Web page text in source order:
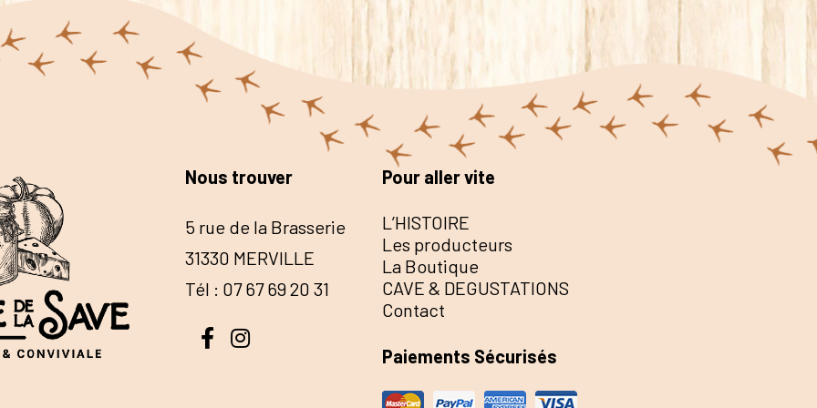
Nous trouver
5 rue de la Brasserie
31330 MERVILLE
Tél : 07 67 69 20 31
Pour aller vite
L’HISTOIRE
Les producteurs
La Boutique
CAVE & DEGUSTATIONS
Contact
Paiements Sécurisés